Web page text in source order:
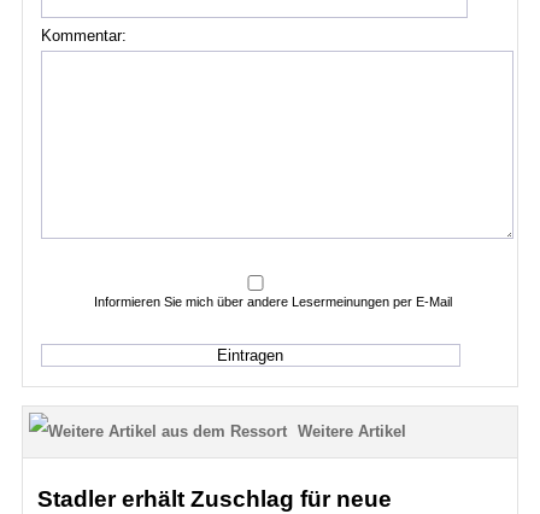
Kommentar:
Informieren Sie mich über andere Lesermeinungen per E-Mail
Weitere Artikel
Stadler erhält Zuschlag für neue